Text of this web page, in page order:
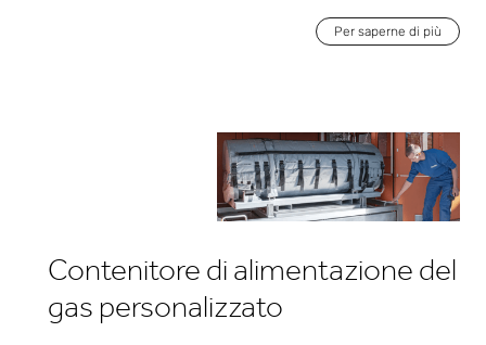
Per saperne di più
Contenitore di alimentazione del
gas personalizzato